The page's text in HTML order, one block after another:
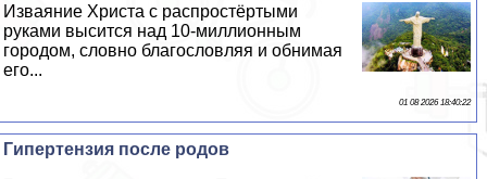
Изваяние Христа с распростёртыми
руками высится над 10-миллионным
городом, словно благословляя и обнимая
его...
01 08 2026 18:40:22
Гипертензия после родов